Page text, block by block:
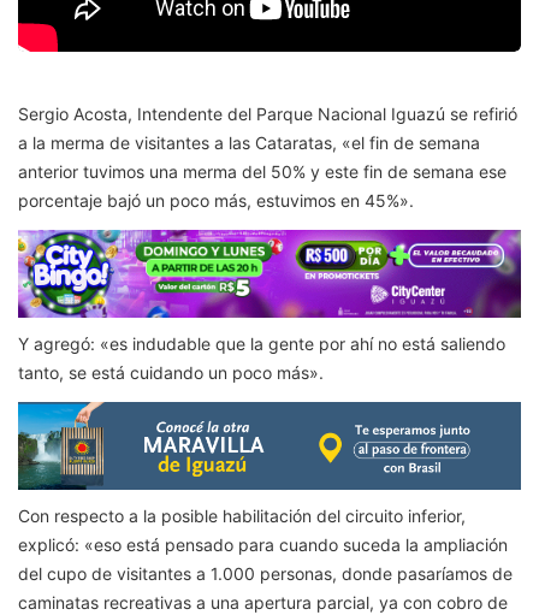
Sergio Acosta, Intendente del Parque Nacional Iguazú se refirió
a la merma de visitantes a las Cataratas, «el fin de semana
anterior tuvimos una merma del 50% y este fin de semana ese
porcentaje bajó un poco más, estuvimos en 45%».
Y agregó: «es indudable que la gente por ahí no está saliendo
tanto, se está cuidando un poco más».
Con respecto a la posible habilitación del circuito inferior,
explicó: «eso está pensado para cuando suceda la ampliación
del cupo de visitantes a 1.000 personas, donde pasaríamos de
caminatas recreativas a una apertura parcial, ya con cobro de